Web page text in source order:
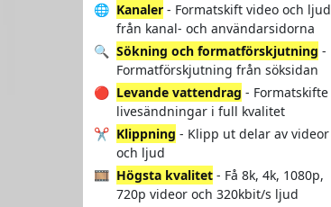
🌐 Kanaler - Formatskift video och ljud
från kanal- och användarsidorna
🔍 Sökning och formatförskjutning -
Formatförskjutning från söksidan
🔴 Levande vattendrag - Formatskifte
livesändningar i full kvalitet
✂️ Klippning - Klipp ut delar av videor
och ljud
🎞️ Högsta kvalitet - Få 8k, 4k, 1080p,
720p videor och 320kbit/s ljud